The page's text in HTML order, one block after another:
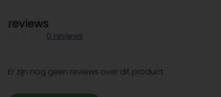
reviews
0 reviews
Er zijn nog geen reviews over dit product.